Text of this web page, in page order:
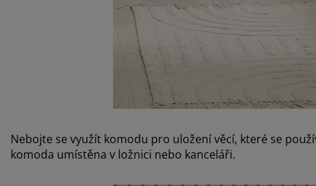
Nebojte se využít komodu pro uložení věcí, které se
komoda umístěna v ložnici nebo kanceláři.